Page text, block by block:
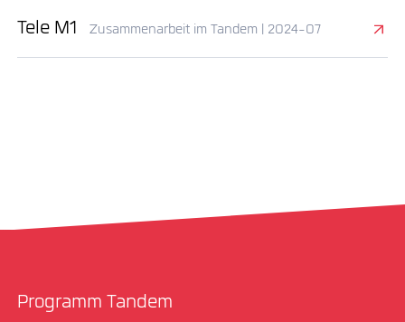
Tele M1 Zusammenarbeit im Tandem | 2024-07
Programm Tandem